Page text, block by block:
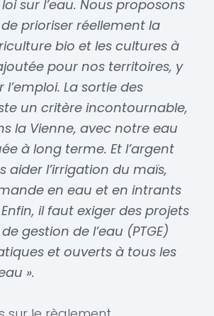
sur l’eau. Nous proposons
prioriser réellement la
bio et les cultures à
pour nos territoires, y
La sortie des
un critère incontournable,
la Vienne, avec notre eau
à long terme. Et l’argent
aider l’irrigation du maïs,
en eau et en intrants
il faut exiger des projets
gestion de l’eau (PTGE)
et ouverts à tous les
».